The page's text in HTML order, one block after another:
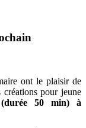
ont le plaisir de
pour jeune
50 min) à